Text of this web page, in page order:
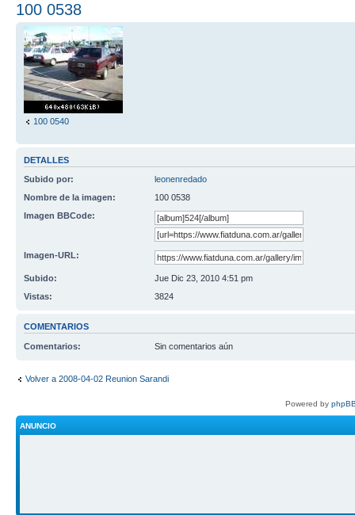
100 0538
100 0540
DETALLES
Subido por:
leonenredado
Nombre de la imagen:
100 0538
Imagen BBCode:
Imagen-URL:
Subido:
Jue Dic 23, 2010 4:51 pm
Vistas:
3824
COMENTARIOS
Comentarios: Sin comentarios aún
Volver a 2008-04-02 Reunion Sarandi
Powered by
ANUNCIO